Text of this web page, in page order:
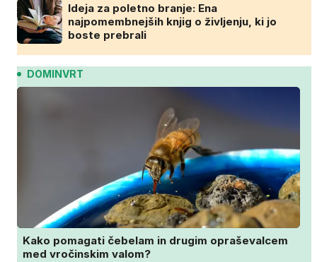
Ideja za poletno branje: Ena
najpomembnejših knjig o življenju, ki jo
boste prebrali
DOMINVRT
Kako pomagati čebelam in drugim opraševalcem
med vročinskim valom?